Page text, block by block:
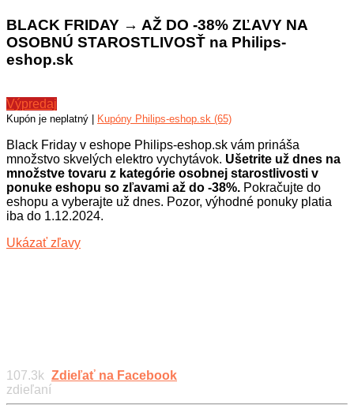
BLACK FRIDAY → AŽ DO -38% ZĽAVY NA
OSOBNÚ STAROSTLIVOSŤ na Philips-
eshop.sk
Výpredaj
Kupón je neplatný | Kupóny Philips-eshop.sk (65)
Black Friday v eshope Philips-eshop.sk vám prináša
množstvo skvelých elektro vychytávok. Ušetrite už dnes na
množstve tovaru z kategórie osobnej starostlivosti v
ponuke eshopu so zľavami až do -38%. Pokračujte do
eshopu a vyberajte už dnes. Pozor, výhodné ponuky platia
iba do 1.12.2024.
Ukázať zľavy
107.3k
zdieľaní
Zdieľať na Facebook